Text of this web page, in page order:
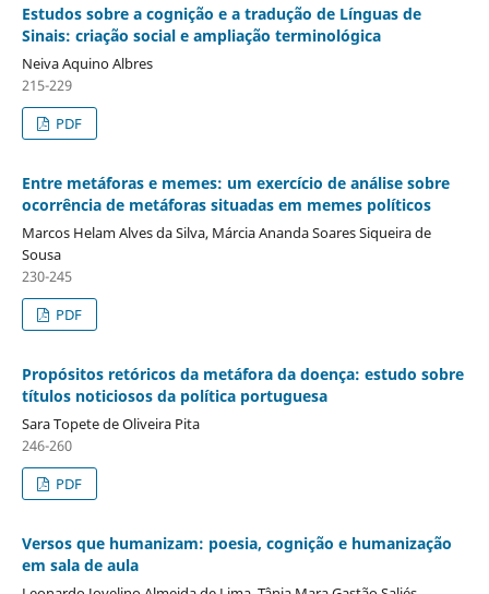
Estudos sobre a cognição e a tradução de Línguas de
Sinais: criação social e ampliação terminológica
Neiva Aquino Albres
215-229
PDF
Entre metáforas e memes: um exercício de análise sobre
ocorrência de metáforas situadas em memes políticos
Marcos Helam Alves da Silva, Márcia Ananda Soares Siqueira de
Sousa
230-245
PDF
Propósitos retóricos da metáfora da doença: estudo sobre
títulos noticiosos da política portuguesa
Sara Topete de Oliveira Pita
246-260
PDF
Versos que humanizam: poesia, cognição e humanização
em sala de aula